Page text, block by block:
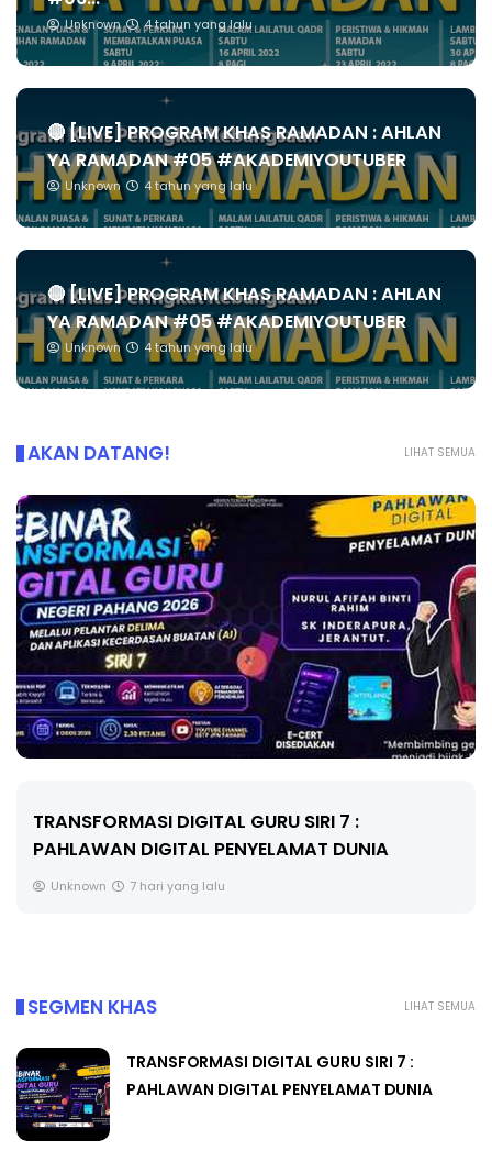
Unknown 4 tahun yang lalu
🔴 [LIVE] PROGRAM KHAS RAMADAN : AHLAN
YA RAMADAN #05 #AKADEMIYOUTUBER
Unknown 4 tahun yang lalu
🔴 [LIVE] PROGRAM KHAS RAMADAN : AHLAN
YA RAMADAN #05 #AKADEMIYOUTUBER
Unknown 4 tahun yang lalu
LIHAT SEMUA
AKAN DATANG!
MAJLIS ANUGERAH FFK (FESTIVAL LENSA
PENDIDIKAN - FLeP) 2026
Unknown 8 hari yang lalu
LIHAT SEMUA
SEGMEN KHAS
TRANSFORMASI DIGITAL GURU SIRI 7 :
PAHLAWAN DIGITAL PENYELAMAT DUNIA